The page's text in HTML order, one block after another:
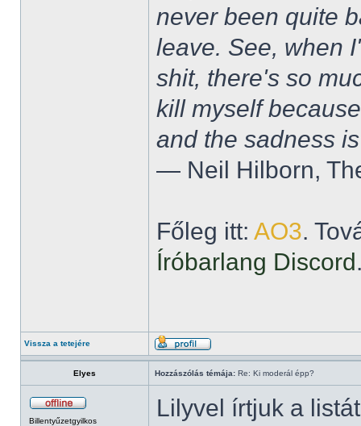
never been quite
leave. See, when
shit, there's so
kill myself
and the sadness
― Neil Hilborn,
Főleg itt: AO3.
Íróbarlang Discord
Vissza a tetejére
Elyes Hozzászólás témája: Re: Ki moderál épp?
Billentyűzetgyilkos Lilyvel írtjuk a